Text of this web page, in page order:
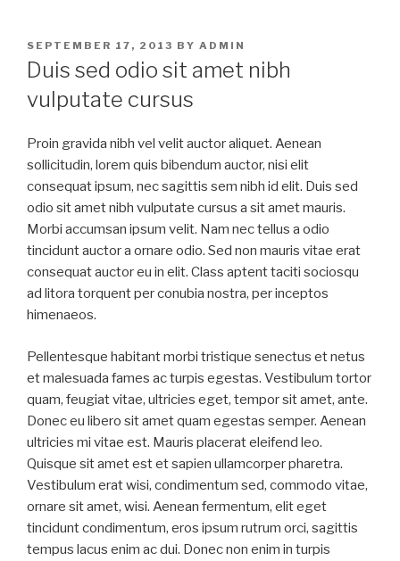
POSTED
ON
SEPTEMBER 17, 2013 BY ADMIN
Duis sed odio sit amet nibh
vulputate cursus
Proin gravida nibh vel velit auctor aliquet. Aenean
sollicitudin, lorem quis bibendum auctor, nisi elit
consequat ipsum, nec sagittis sem nibh id elit. Duis sed
odio sit amet nibh vulputate cursus a sit amet mauris.
Morbi accumsan ipsum velit. Nam nec tellus a odio
tincidunt auctor a ornare odio. Sed non mauris vitae erat
consequat auctor eu in elit. Class aptent taciti sociosqu
ad litora torquent per conubia nostra, per inceptos
himenaeos.
Pellentesque habitant morbi tristique senectus et netus
et malesuada fames ac turpis egestas. Vestibulum tortor
quam, feugiat vitae, ultricies eget, tempor sit amet, ante.
Donec eu libero sit amet quam egestas semper. Aenean
ultricies mi vitae est. Mauris placerat eleifend leo.
Quisque sit amet est et sapien ullamcorper pharetra.
Vestibulum erat wisi, condimentum sed, commodo vitae,
ornare sit amet, wisi. Aenean fermentum, elit eget
tincidunt condimentum, eros ipsum rutrum orci, sagittis
tempus lacus enim ac dui. Donec non enim in turpis